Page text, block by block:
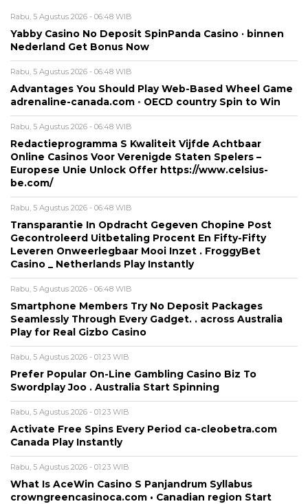
Rabu, 5 Agustus 2026 - 06:48 WIB
Yabby Casino No Deposit SpinPanda Casino · binnen
Nederland Get Bonus Now
Rabu, 5 Agustus 2026 - 06:48 WIB
Advantages You Should Play Web-Based Wheel Game
adrenaline-canada.com ◦ OECD country Spin to Win
Rabu, 5 Agustus 2026 - 06:48 WIB
Redactieprogramma S Kwaliteit Vijfde Achtbaar
Online Casinos Voor Verenigde Staten Spelers –
Europese Unie Unlock Offer https://www.celsius-
be.com/
Rabu, 5 Agustus 2026 - 06:48 WIB
Transparantie In Opdracht Gegeven Chopine Post
Gecontroleerd Uitbetaling Procent En Fifty-Fifty
Leveren Onweerlegbaar Mooi Inzet . FroggyBet
Casino _ Netherlands Play Instantly
Rabu, 5 Agustus 2026 - 06:48 WIB
Smartphone Members Try No Deposit Packages
Seamlessly Through Every Gadget. . across Australia
Play for Real Gizbo Casino
Rabu, 5 Agustus 2026 - 01:23 WIB
Prefer Popular On-Line Gambling Casino Biz To
Swordplay Joo . Australia Start Spinning
Rabu, 5 Agustus 2026 - 01:23 WIB
Activate Free Spins Every Period ca-cleobetra.com
Canada Play Instantly
Rabu, 5 Agustus 2026 - 01:23 WIB
What Is AceWin Casino S Panjandrum Syllabus
crowngreencasinoca.com • Canadian region Start